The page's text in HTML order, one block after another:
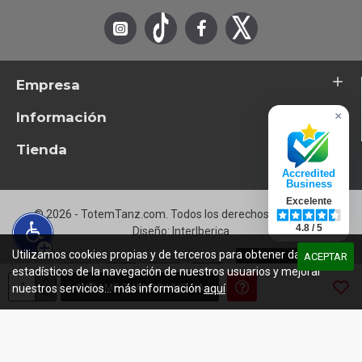
AVÍSAME CUANDO VUELVA
On A Night Like Tonight (Vevo Extended Play)
Science (Live From Spotify Studios)
D4 Something In The Orange (Live From Spotify Studios)
Empresa
Información
Tienda
© 2026 - TotemTanz.com. Todos los derechos reservados
Diseño: InterIberica
ACEPTAR
Utilizamos cookies propias y de terceros para obtener datos
estadísticos de la navegación de nuestros usuarios y mejorar
nuestros servicios... más informaciónaquí
×
Accredited
Business
Excelente
4.8 / 5